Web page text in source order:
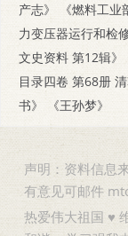
产志》
《燃料工
力变压器运行和检
文史资料 第12辑》
目录四卷 第68册
书》
《王孙梦》
声明：资料信息
有意见可邮件
热爱伟大祖国 ♥